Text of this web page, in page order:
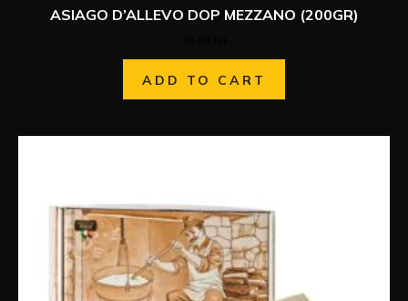
ASIAGO D’ALLEVO DOP MEZZANO (200GR)
ADD TO CART